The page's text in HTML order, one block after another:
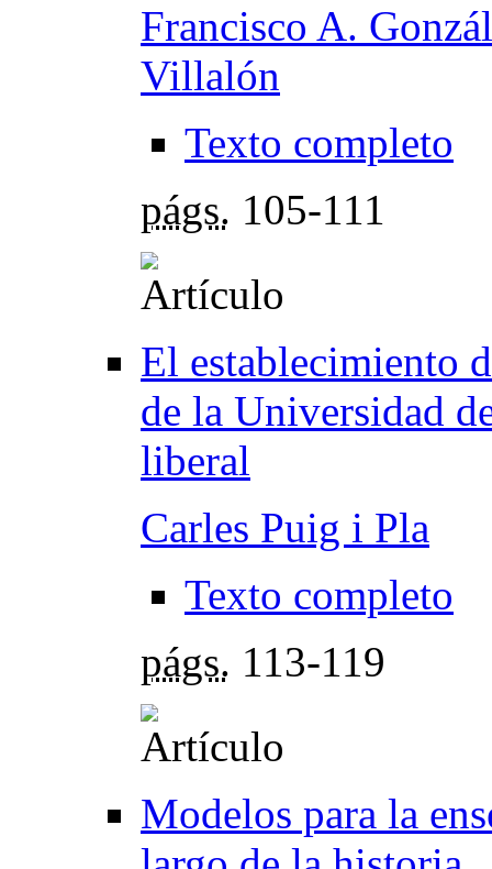
Francisco A.
Villalón
Texto completo
págs. 105-111
El establecimiento
de la Universidad
liberal
Carles Puig i Pla
Texto completo
págs. 113-119
Modelos para la